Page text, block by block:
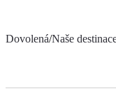
Dovolená/Naše